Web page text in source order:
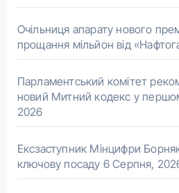
Очільниця апарату нового
прощання мільйон від
Парламентський комітет
новий Митний кодекс у
2026
Ексзаступник Мінцифри
ключову посаду 6 Серпня,